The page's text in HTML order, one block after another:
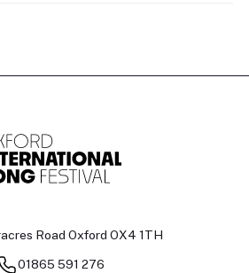
Road Oxford OX4 1TH
01865 591 276